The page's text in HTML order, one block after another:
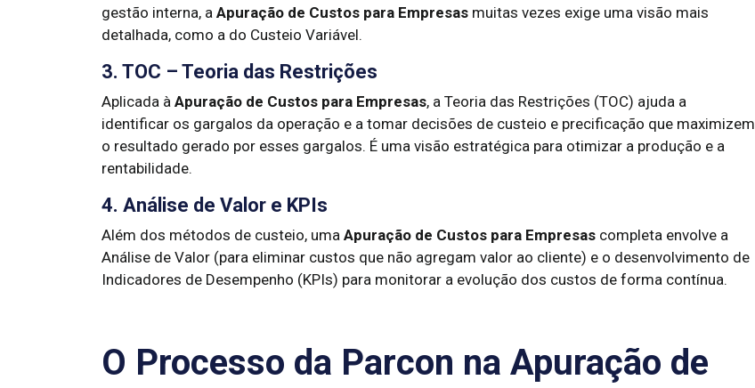
gestão interna, a Apuração de Custos para Empresas muitas vezes exige uma visão mais
detalhada, como a do Custeio Variável.
3. TOC – Teoria das Restrições
Aplicada à Apuração de Custos para Empresas, a Teoria das Restrições (TOC) ajuda a
identificar os gargalos da operação e a tomar decisões de custeio e precificação que maximizem
o resultado gerado por esses gargalos. É uma visão estratégica para otimizar a produção e a
rentabilidade.
4. Análise de Valor e KPIs
Além dos métodos de custeio, uma Apuração de Custos para Empresas completa envolve a
Análise de Valor (para eliminar custos que não agregam valor ao cliente) e o desenvolvimento de
Indicadores de Desempenho (KPIs) para monitorar a evolução dos custos de forma contínua.
O Processo da Parcon na Apuração de